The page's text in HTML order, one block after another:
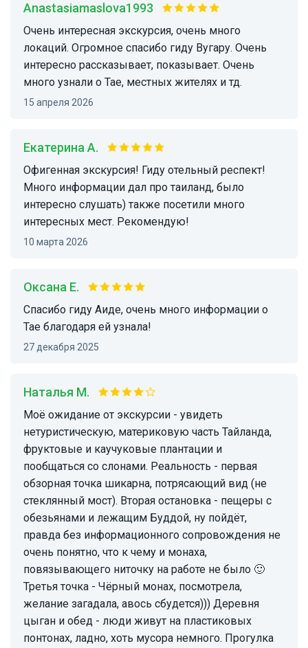
Anastasiamaslova1993
Очень интересная экскурсия, очень много
локаций. Огромное спасибо гиду Вугару. Очень
интересно рассказывает, показывает. Очень
много узнали о Тае, местных жителях и тд.
15 апреля 2026
Екатерина А.
Офигенная экскурсия! Гиду отельный респект!
Много информации дал про таиланд, было
интересно слушать) также посетили много
интересных мест. Рекомендую!
10 марта 2026
Оксана Е.
Спасибо гиду Аиде, очень много информации о
Тае благодаря ей узнала!
27 декабря 2025
Наталья М.
Моё ожидание от экскурсии - увидеть
нетуристическую, материковую часть Тайланда,
фруктовые и каучуковые плантации и
пообщаться со слонами. Реальность - первая
обзорная точка шикарна, потрясающий вид (не
стеклянный мост). Вторая остановка - пещеры с
обезьянами и лежащим Буддой, ну пойдёт,
правда без информационного сопровождения не
очень понятно, что к чему и монаха,
повязывающего ниточку на работе не было 🙂
Третья точка - Чёрный монах, посмотрела,
желание загадала, авось сбудется))) Деревня
цыган и обед - люди живут на пластиковых
понтонах, ладно, хоть мусора немного. Прогулка